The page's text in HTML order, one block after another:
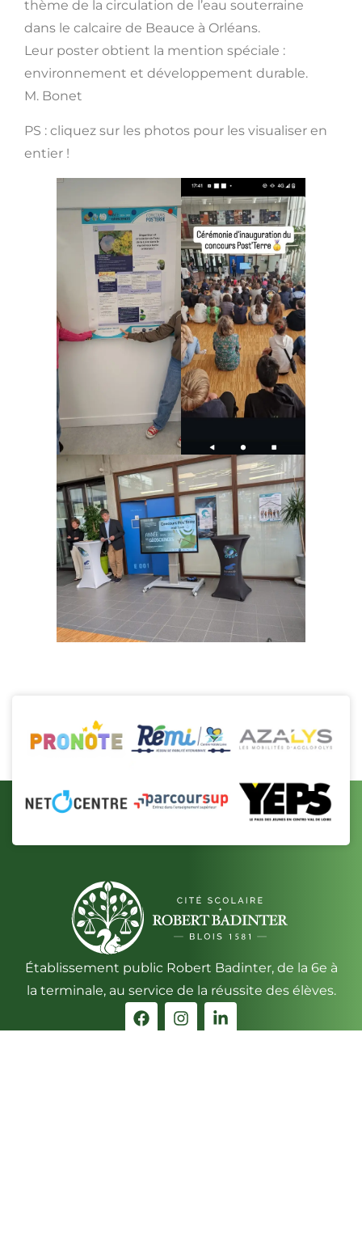
thème de la circulation de l’eau souterraine
dans le calcaire de Beauce à Orléans.
Leur poster obtient la mention spéciale :
environnement et développement durable.
M. Bonet
PS : cliquez sur les photos pour les visualiser en
entier !
Établissement public Robert Badinter, de la 6e à
la terminale, au service de la réussite des élèves.